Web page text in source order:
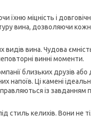
їхню міцність і
вина, дозволяючи
вина. Чудова
винні моменти.
близьких друзів або
напоїв. Ці камені
із завданням
стиль келихів. Вони не